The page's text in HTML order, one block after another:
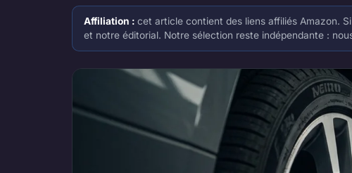
Affiliation : cet article contient des liens affiliés Amazon.
et notre éditorial. Notre sélection reste indépendante :